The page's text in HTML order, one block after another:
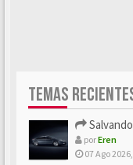
TEMAS
Salvando
porEren
07 Ago